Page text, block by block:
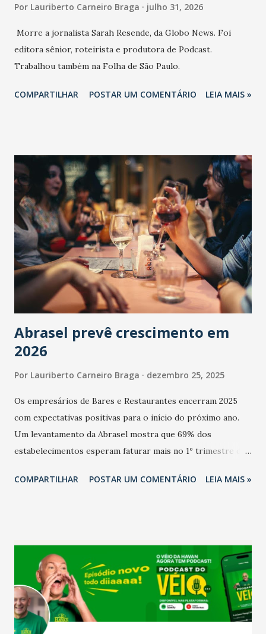
Por Lauriberto Carneiro Braga julho 31, 2026
Morre a jornalista Sarah Resende, da Globo News. Foi
editora sênior, roteirista e produtora de Podcast.
Trabalhou também na Folha de São Paulo.
COMPARTILHAR POSTAR UM COMENTÁRIO LEIA MAIS »
Abrasel prevê crescimento em
2026
Por Lauriberto Carneiro Braga dezembro 25, 2025
Os empresários de Bares e Restaurantes encerram 2025
com expectativas positivas para o início do próximo ano.
Um levantamento da Abrasel mostra que 69% dos
estabelecimentos esperam faturar mais no 1º trimestre de
relação ao último trimestre deste ano, 56% também
confraternizações de fim de ano e pelo pagamento do 13º
Salário para um número maior de trabalhadores, já que o
país tem a menor taxa de desemprego dos anos recentes.
Ainda segundo a Pesquisa, em novembro de 2025, 40% dos
bares e restaurantes operaram com lucro e outros 40%
COMPARTILHAR POSTAR UM COMENTÁRIO LEIA MAIS »